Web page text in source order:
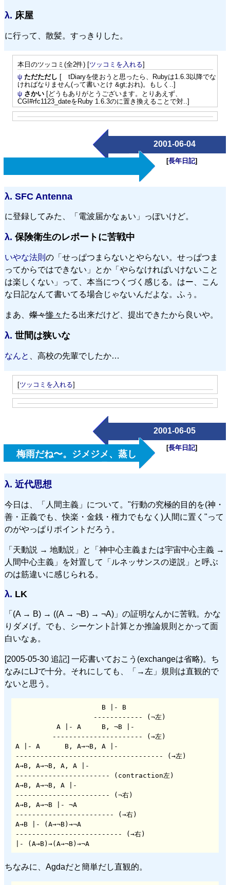
λ. 床屋
に行って、散髪。すっきりした。
本日のツッコミ(全2件) [ツッコミを入れる]
ψ ただただし [ tDiaryを使おうと思ったら、Rubyは1.6.3以降でな
ければなりません(って書いとけ &gt;おれ)。もしく..]
ψ さかい[どうもありがとうございます。とりあえず、
CGI#rfc1123_dateをRuby 1.6.3のに置き換えることで対..]
2001-06-04
[長年日記]
λ. SFC Antenna
に登録してみた、「電波届かなぁい」っぽいけど。
λ. 保険衛生のレポートに苦戦中
いやな法則 の「せっぱつまらないとやらない。せっぱつま
ってからではできない」とか「やらなければいけないこと
は楽しくない」って、本当につくづく感じる。はー、こん
な日記なんて書いてる場合じゃないんだよな。ふぅ。
まあ、 燦々惨々 たる出来だけど、提出できたから良いや。
λ. 世間は狭いな
なんと 、高校の先輩でしたか…
[ツッコミを入れる]
2001-06-05
梅雨だね〜。ジメジメ、蒸し
[長年日記]
λ. 近代思想
今日は、「人間主義」について。
行動の究極的目的を(神・
善・正義でも、快楽・金銭・権力でもなく)人間に置く
って
のがやっぱりポイントだろう。
「天動説 → 地動説」と「神中心主義または宇宙中心主義 →
人間中心主義」を対置して「ルネッサンスの逆説」と呼ぶ
のは筋違いに感じられる。
λ. LK
「(A → B) → ((A → ¬B) → ¬A)」の証明なんかに苦戦。かな
りダメげ。でも、シーケント計算とか推論規則とかって面
白いなぁ。
[2005-05-30 追記] 一応書いておこう(exchangeは省略)。ち
なみにLJで十分。それにしても、「→左」規則は直観的で
ないと思う。
A |- A      B, A→¬B, A |-
------------------------------------ (→左)
A→B, A→¬B, A, A |-
----------------------- (contraction左)
A→B, A→¬B, A |-
----------------------- (¬右)
A→B, A→¬B |- ¬A
------------------------ (→右)
A→B |- (A→¬B)→¬A
-------------------------- (→右)
ちなみに、Agdaだと簡単だし直観的。